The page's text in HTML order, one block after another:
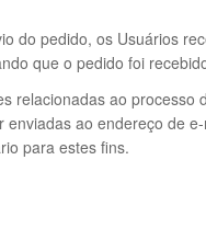
do pedido, os Usuários
que o pedido foi
relacionadas ao processo
enviadas ao endereço de
para estes fins.